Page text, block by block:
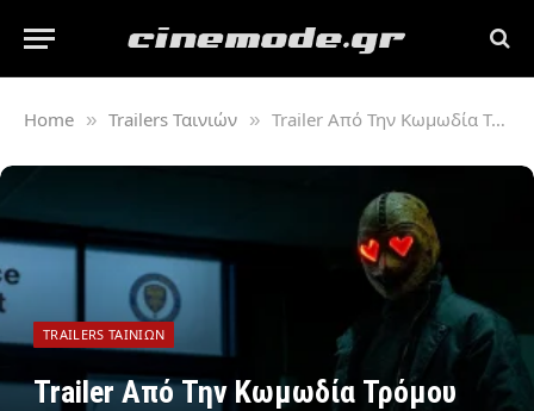
Home » Trailers Ταινιών » Trailer Από Την Κωμωδία Τρόμου “Heart Eyes”
TRAILERS ΤΑΙΝΙΏΝ
Trailer Από Την Κωμωδία Τρόμου